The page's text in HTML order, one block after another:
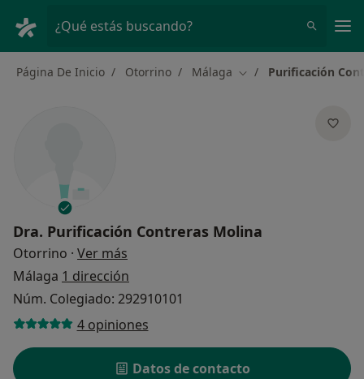
¿Qué estás buscando?
Página De Inicio Otorrino Málaga Cambiar de ciudad
Purificación
Dra. Purificación Contreras Molina
Otorrino · Ver más
Málaga 1 dirección
Núm. Colegiado: 292910101
4 opiniones
Datos de contacto